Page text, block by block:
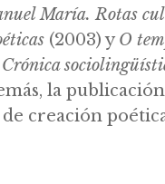
María. Rotas
(2003) yO
la
de creación